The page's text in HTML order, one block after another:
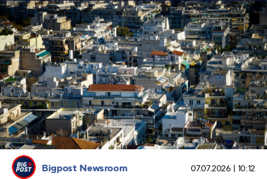
Bigpost Newsroom 07.07.2026 | 10:12